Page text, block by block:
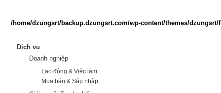
/home/dzungsrt/backup.dzungsrt.com/wp-content/themes/
Dịch vụ
Doanh nghiệp
Lao động & Việc làm
Mua bán & Sáp nhập